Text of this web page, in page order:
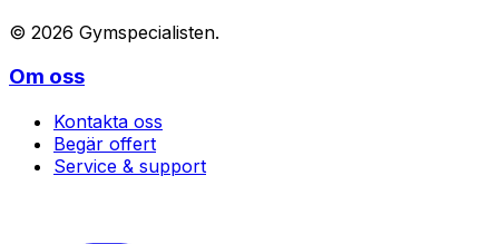
© 2026 Gymspecialisten.
Om oss
Kontakta oss
Begär offert
Service & support